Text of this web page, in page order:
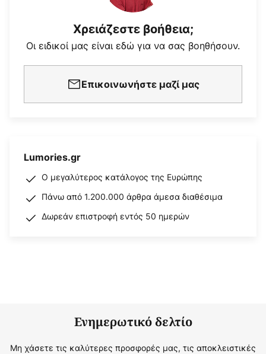
Χρειάζεστε βοήθεια;
Οι ειδικοί μας είναι εδώ για να σας βοηθήσουν.
Επικοινωνήστε μαζί μας
Lumories.gr
Ο μεγαλύτερος κατάλογος της Ευρώπης
Πάνω από 1.200.000 άρθρα άμεσα διαθέσιμα
Δωρεάν επιστροφή εντός 50 ημερών
Ενημερωτικό δελτίο
Μη χάσετε τις καλύτερες προσφορές μας, τις αποκλειστικές